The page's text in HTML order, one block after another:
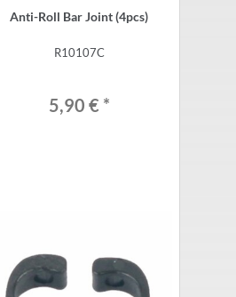
Anti-Roll Bar Joint (4pcs)
R10107C
5,90 € *